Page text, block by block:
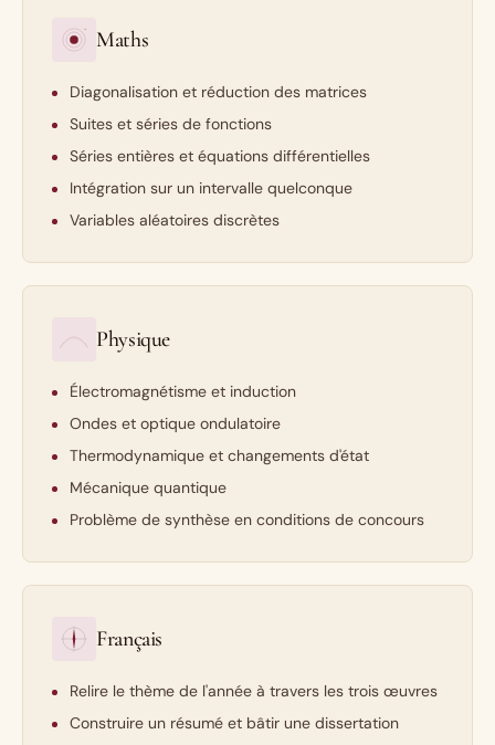
Maths
Diagonalisation et réduction des matrices
Suites et séries de fonctions
Séries entières et équations différentielles
Intégration sur un intervalle quelconque
Variables aléatoires discrètes
Physique
Électromagnétisme et induction
Ondes et optique ondulatoire
Thermodynamique et changements d'état
Mécanique quantique
Problème de synthèse en conditions de concours
Français
Relire le thème de l'année à travers les trois œuvres
Construire un résumé et bâtir une dissertation